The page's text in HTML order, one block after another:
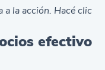
a la acción. Hacé clic
efectivo